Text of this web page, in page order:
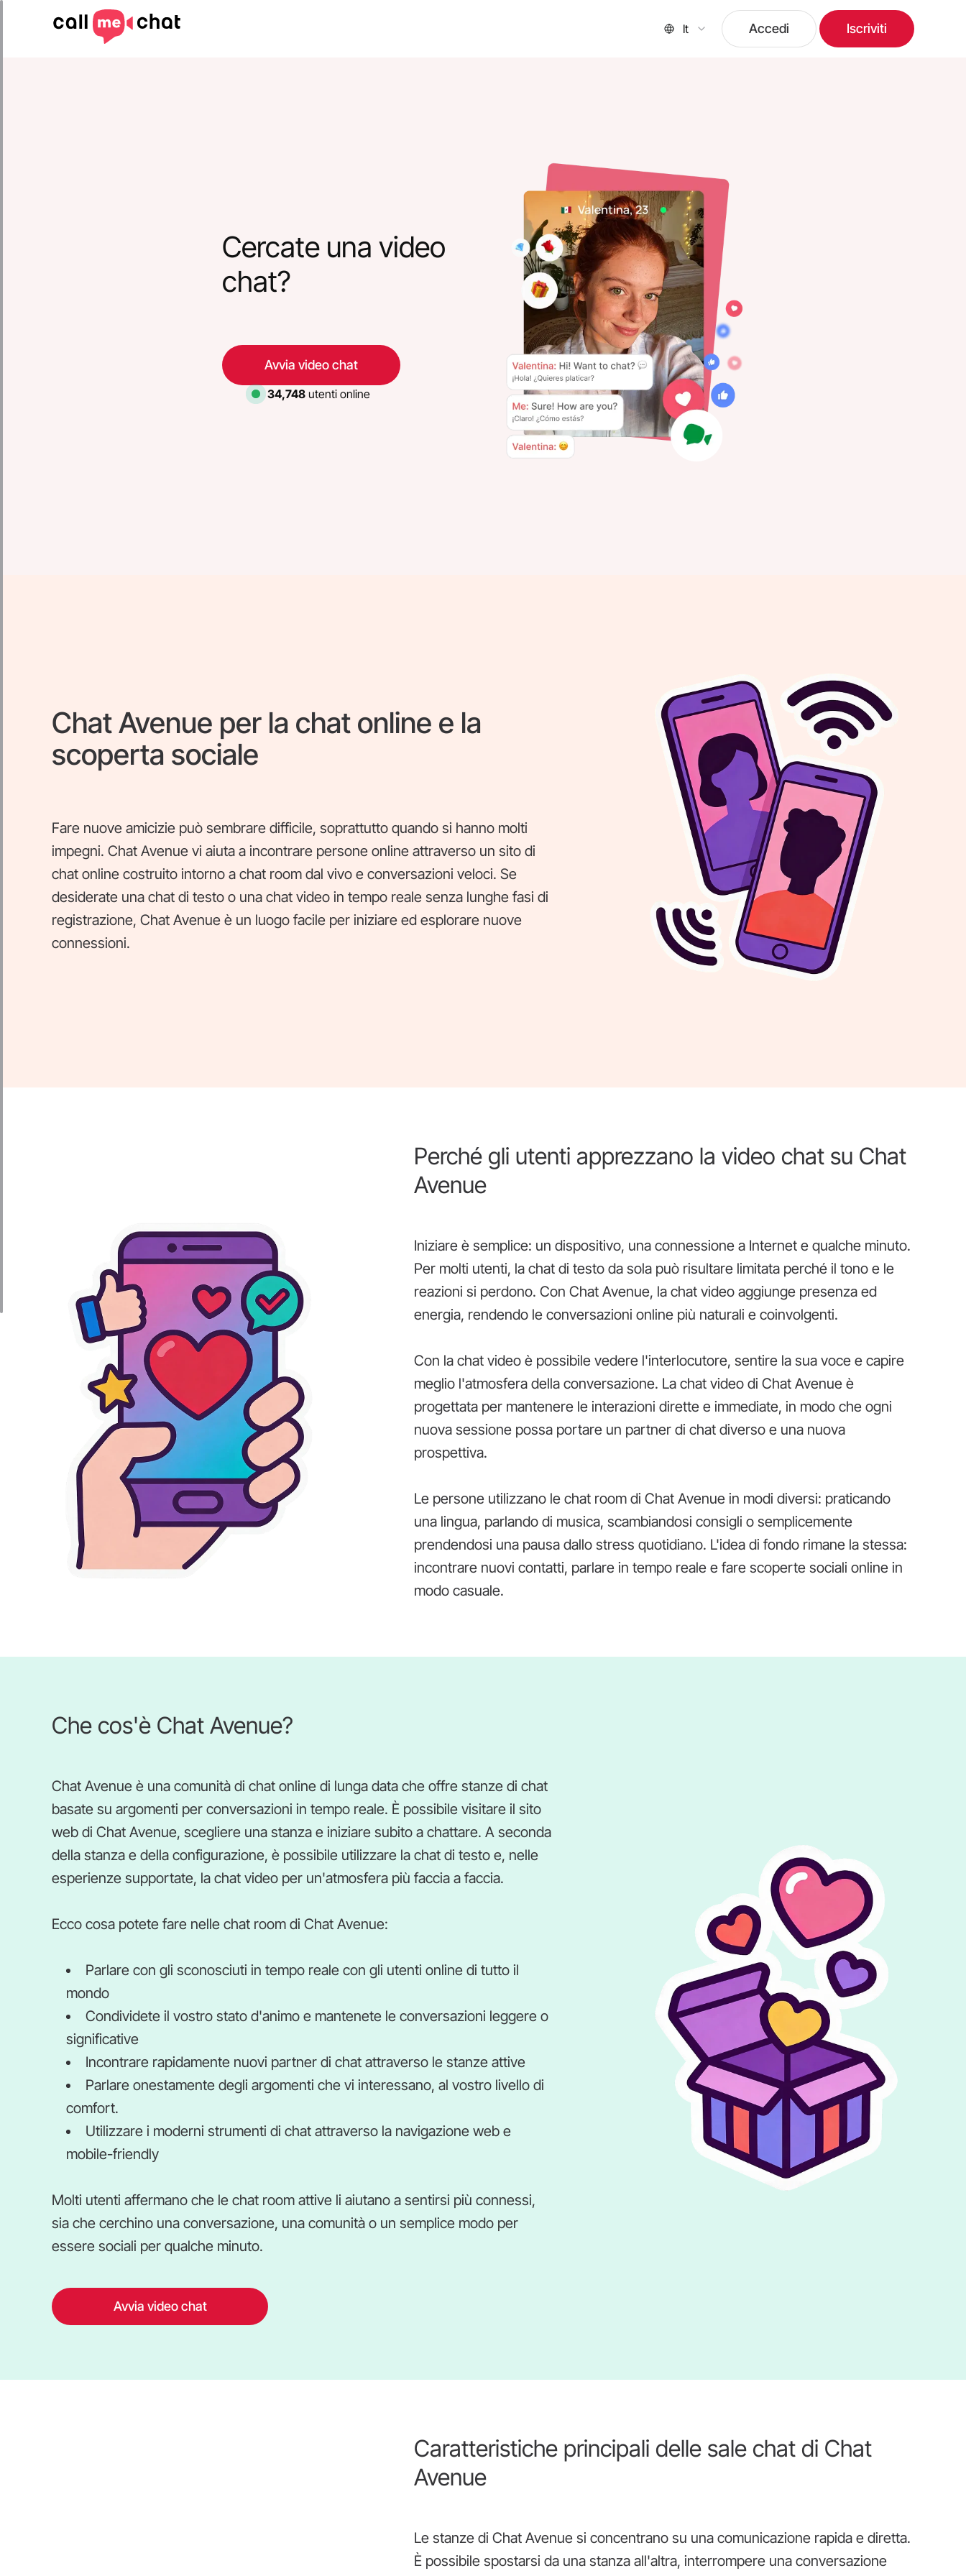
It Accedi Iscriviti
Cercate una video
chat?
Avvia video chat
34,748 utenti online
Chat Avenue per la chat online e la
scoperta sociale
Fare nuove amicizie può sembrare difficile, soprattutto quando si hanno molti
impegni. Chat Avenue vi aiuta a incontrare persone online attraverso un sito di
chat online costruito intorno a chat room dal vivo e conversazioni veloci. Se
desiderate una chat di testo o una chat video in tempo reale senza lunghe fasi di
registrazione, Chat Avenue è un luogo facile per iniziare ed esplorare nuove
connessioni.
Perché gli utenti apprezzano la video chat su Chat
Avenue
Iniziare è semplice: un dispositivo, una connessione a Internet e qualche minuto.
Per molti utenti, la chat di testo da sola può risultare limitata perché il tono e le
reazioni si perdono. Con Chat Avenue, la chat video aggiunge presenza ed
energia, rendendo le conversazioni online più naturali e coinvolgenti.
Con la chat video è possibile vedere l'interlocutore, sentire la sua voce e capire
meglio l'atmosfera della conversazione. La chat video di Chat Avenue è
progettata per mantenere le interazioni dirette e immediate, in modo che ogni
nuova sessione possa portare un partner di chat diverso e una nuova
prospettiva.
Le persone utilizzano le chat room di Chat Avenue in modi diversi: praticando
una lingua, parlando di musica, scambiandosi consigli o semplicemente
prendendosi una pausa dallo stress quotidiano. L'idea di fondo rimane la stessa:
incontrare nuovi contatti, parlare in tempo reale e fare scoperte sociali online in
modo casuale.
Che cos'è Chat Avenue?
Chat Avenue è una comunità di chat online di lunga data che offre stanze di chat
basate su argomenti per conversazioni in tempo reale. È possibile visitare il sito
web di Chat Avenue, scegliere una stanza e iniziare subito a chattare. A seconda
della stanza e della configurazione, è possibile utilizzare la chat di testo e, nelle
esperienze supportate, la chat video per un'atmosfera più faccia a faccia.
Ecco cosa potete fare nelle chat room di Chat Avenue:
Parlare con gli sconosciuti in tempo reale con gli utenti online di tutto il
mondo
Condividete il vostro stato d'animo e mantenete le conversazioni leggere o
significative
Incontrare rapidamente nuovi partner di chat attraverso le stanze attive
Parlare onestamente degli argomenti che vi interessano, al vostro livello di
comfort.
Utilizzare i moderni strumenti di chat attraverso la navigazione web e
mobile-friendly
Molti utenti affermano che le chat room attive li aiutano a sentirsi più connessi,
sia che cerchino una conversazione, una comunità o un semplice modo per
essere sociali per qualche minuto.
Avvia video chat
Caratteristiche principali delle sale chat di Chat
Avenue
Le stanze di Chat Avenue si concentrano su una comunicazione rapida e diretta.
È possibile spostarsi da una stanza all'altra, interrompere una conversazione